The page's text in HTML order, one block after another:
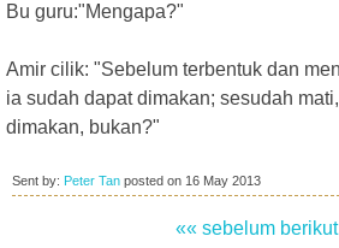
Bu guru:"Mengapa?"
Amir cilik: "Sebelum terbentuk dan
ia sudah dapat dimakan; sesudah
dimakan, bukan?"
Sent by: Peter Tan posted on 16 May 2013
«« sebelum